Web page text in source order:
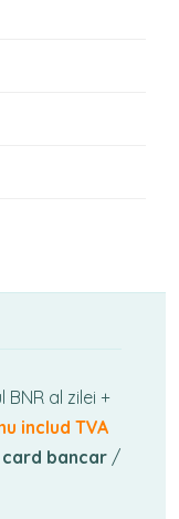
al zilei +
includ TVA
bancar /